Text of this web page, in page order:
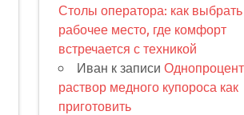
Столы оператора: как выбрать
рабочее место, где комфорт
встречается с техникой
Иван к записи
раствор медного купороса как
приготовить